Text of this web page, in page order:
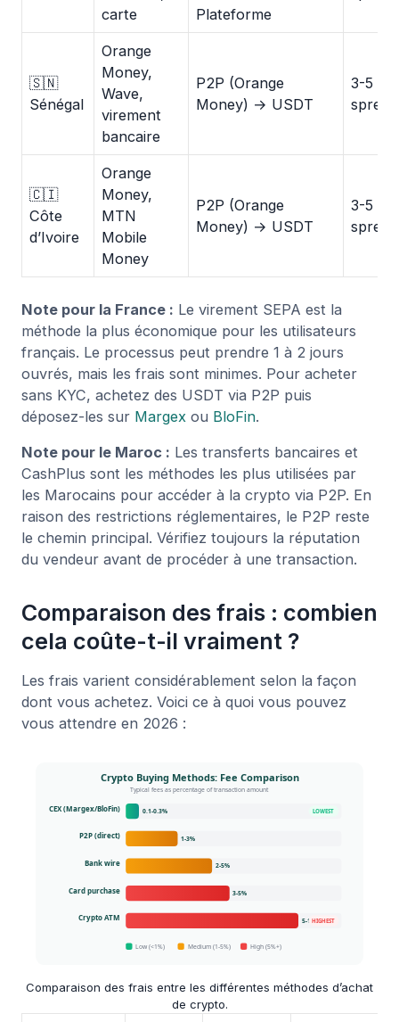
carte
Plateforme
🇸🇳
Sénégal
Orange
Money,
Wave,
virement
bancaire
P2P (Orange
Money) → USDT
3-5 %
spread
🇨🇮
Côte
d’Ivoire
Orange
Money,
MTN
Mobile
Money
P2P (Orange
Money) → USDT
3-5 %
spread
Note pour la France : Le virement SEPA est la
méthode la plus économique pour les utilisateurs
français. Le processus peut prendre 1 à 2 jours
ouvrés, mais les frais sont minimes. Pour acheter
sans KYC, achetez des USDT via P2P puis
déposez-les sur Margex ou BloFin.
Note pour le Maroc : Les transferts bancaires et
CashPlus sont les méthodes les plus utilisées par
les Marocains pour accéder à la crypto via P2P. En
raison des restrictions réglementaires, le P2P reste
le chemin principal. Vérifiez toujours la réputation
du vendeur avant de procéder à une transaction.
Comparaison des frais : combien
cela coûte-t-il vraiment ?
Les frais varient considérablement selon la façon
dont vous achetez. Voici ce à quoi vous pouvez
vous attendre en 2026 :
Comparaison des frais entre les différentes méthodes d’achat
de crypto.